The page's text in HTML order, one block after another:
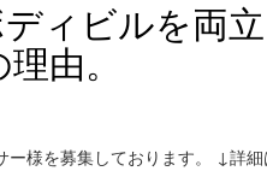
ディビルを両
由。
ー様を募集しております。 ↓詳